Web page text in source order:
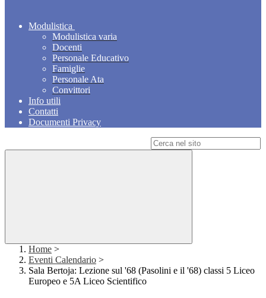
Modulistica
Modulistica varia
Docenti
Personale Educativo
Famiglie
Personale Ata
Convittori
Info utili
Contatti
Documenti Privacy
Home >
Eventi Calendario >
Sala Bertoja: Lezione sul '68 (Pasolini e il '68) classi 5 Liceo
Europeo e 5A Liceo Scientifico